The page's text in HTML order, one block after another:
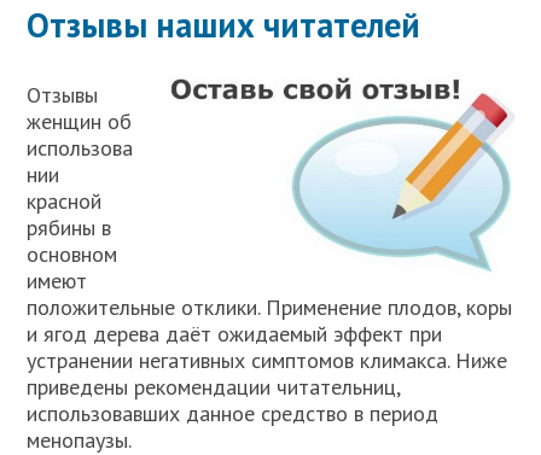
Отзывы наших читателей
Отзывы
женщин об
использова
нии
красной
рябины в
основном
имеют
положительные отклики. Применение плодов, коры
и ягод дерева даёт ожидаемый эффект при
устранении негативных симптомов климакса. Ниже
приведены рекомендации читательниц,
использовавших данное средство в период
менопаузы.